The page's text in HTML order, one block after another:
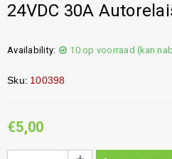
24VDC 30A
Availability: 10 op voorraad (kan
Sku: 100398
€5,00